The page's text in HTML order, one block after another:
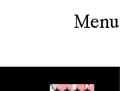
Menu